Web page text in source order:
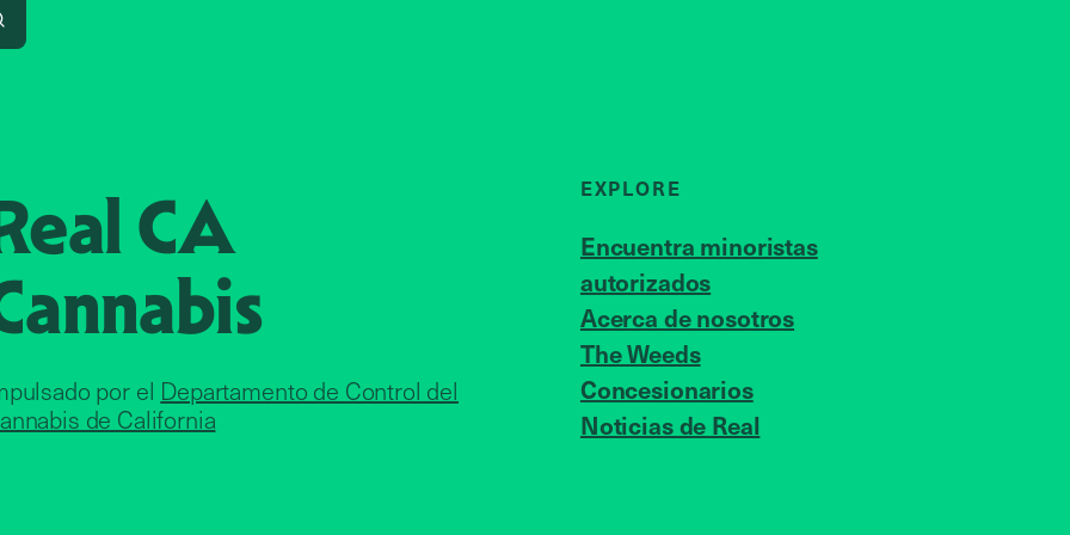
CA
por el Departamento de Control del
de California
EXPLORE
Encuentra minoristas
autorizados
Acerca de nosotros
The Weeds
Concesionarios
Noticias de Real